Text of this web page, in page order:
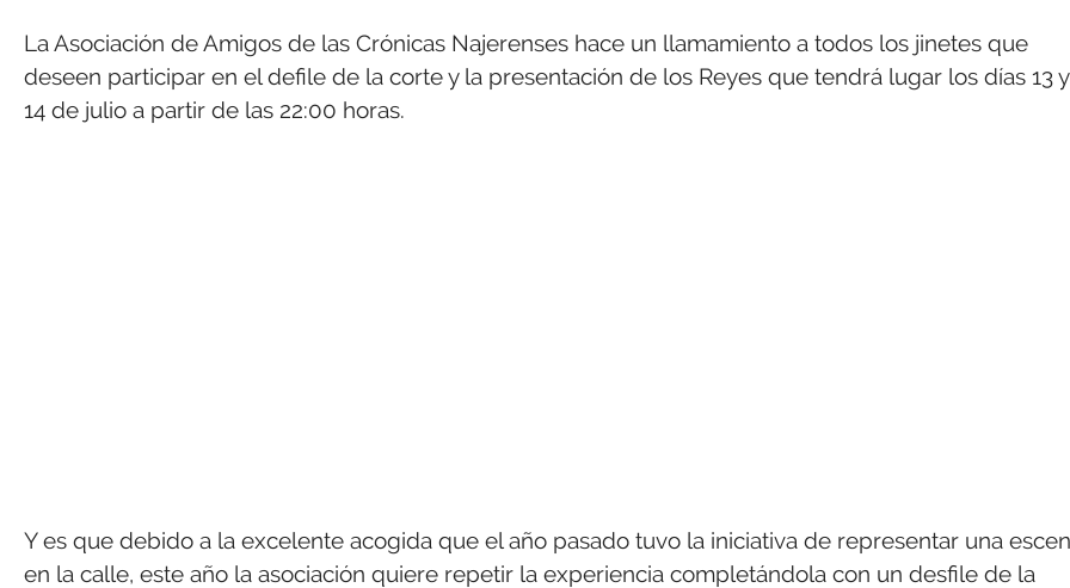
La Asociación de Amigos de las Crónicas Najerenses hace un llamamiento a todos los jinetes que
deseen participar en el defile de la corte y la presentación de los Reyes que tendrá lugar los días 13 y
14 de julio a partir de las 22:00 horas.
Y es que debido a la excelente acogida que el año pasado tuvo la iniciativa de representar una
en la calle, este año la asociación quiere repetir la experiencia completándola con un desfile de la